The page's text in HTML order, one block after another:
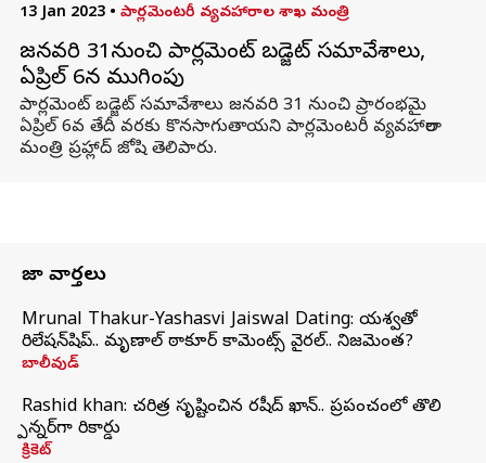
13 Jan 2023 • పార్లమెంటరీ వ్యవహారాల శాఖ మంత్రి
జనవరి 31నుంచి పార్లమెంట్ బడ్జెట్ సమావేశాలు,
ఏప్రిల్ 6న ముగింపు
పార్లమెంట్ బడ్జెట్ సమావేశాలు జనవరి 31 నుంచి ప్రారంభమై
ఏప్రిల్ 6వ తేదీ వరకు కొనసాగుతాయని పార్లమెంటరీ వ్యవహారాల
మంత్రి ప్రహ్లాద్ జోషి తెలిపారు.
తాజా వార్తలు
Mrunal Thakur-Yashasvi Jaiswal Dating: యశస్వితో
రిలేషన్‌షిప్.. మృణాల్ ఠాకూర్ కామెంట్స్ వైరల్.. నిజమెంత?
బాలీవుడ్
Rashid khan: చరిత్ర సృష్టించిన రషీద్ ఖాన్.. ప్రపంచంలో తొలి
స్పిన్నర్‌గా రికార్డు
క్రికెట్